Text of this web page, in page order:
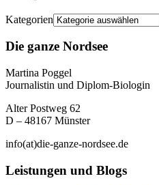
Kategorien
Die ganze Nordsee
Martina Poggel
Journalistin und Diplom-Biologin
Alter Postweg 62
D – 48167 Münster
info(at)die-ganze-nordsee.de
Leistungen und Blogs